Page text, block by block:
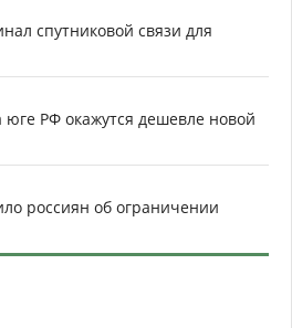
спутниковой связи для
юге РФ окажутся дешевле новой
россиян об ограничении